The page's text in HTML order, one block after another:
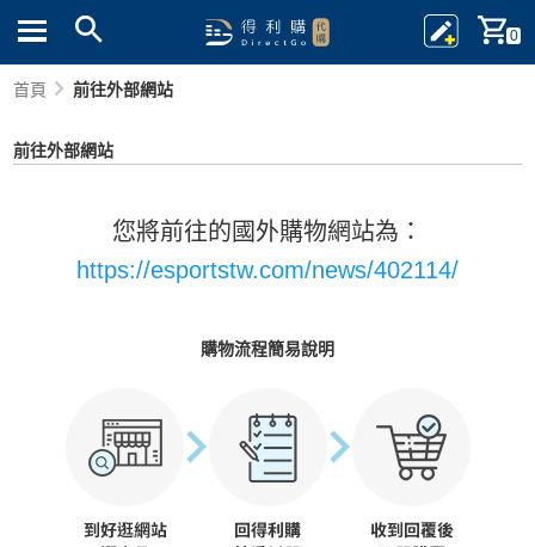
0
首頁 前往外部網站
前往外部網站
您將前往的國外購物網站為：
https://esportstw.com/news/402114/
購物流程簡易說明